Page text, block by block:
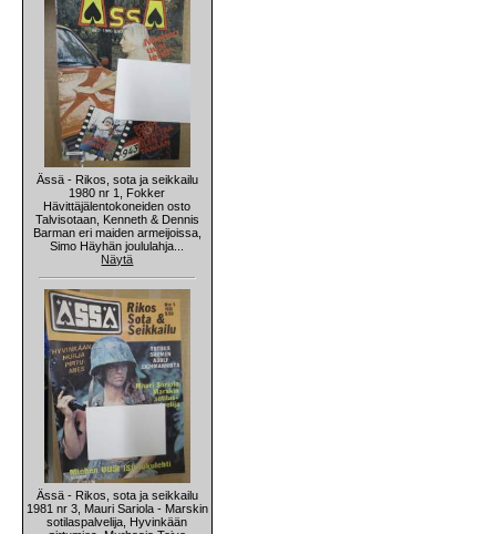
Ässä - Rikos, sota ja seikkailu
1980 nr 1, Fokker
Hävittäjälentokoneiden osto
Talvisotaan, Kenneth & Dennis
Barman eri maiden armeijoissa,
Simo Häyhän joululahja...
Näytä
Ässä - Rikos, sota ja seikkailu
1981 nr 3, Mauri Sariola - Marskin
sotilaspalvelija, Hyvinkään